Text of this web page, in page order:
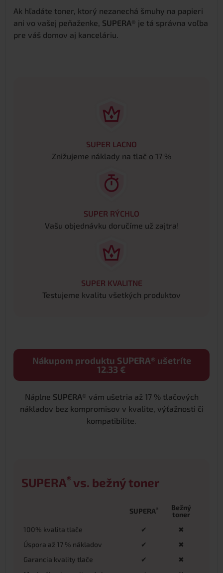
Ak hľadáte toner, ktorý nezanechá šmuhy na papieri
ani vo vašej peňaženke, SUPERA® je tá správna voľba
pre váš domov aj kanceláriu.
SUPER LACNO
Znižujeme náklady na tlač o 17 %
SUPER RÝCHLO
Vašu objednávku doručíme už zajtra!
SUPER KVALITNE
Testujeme kvalitu všetkých produktov
Nákupom produktu SUPERA® ušetríte
12.33 €
Náplne SUPERA® vám ušetria až 17 % tlačových
nákladov bez kompromisov v kvalite, výťažnosti či
kompatibilite.
SUPERA®vs. bežný toner
SUPERA®
Bežný
toner
100% kvalita tlače
✔
✖
Úspora až 17 % nákladov
✔
✖
Garancia kvality tlače
✔
✖